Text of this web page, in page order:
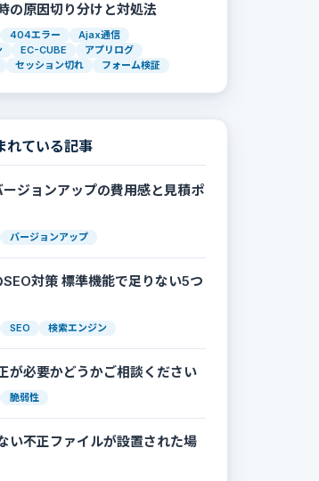
の原因切り分けと対処法
404エラー
Ajax通信
EC-CUBE
アプリログ
セッション切れ フォーム検証
れている記事
ジョンアップの費用感と見積ポ
バージョンアップ
対策 標準機能で足りない5つ
SEO 検索エンジン
が必要かどうかご相談ください
脆弱性
い不正ファイルが設置された場